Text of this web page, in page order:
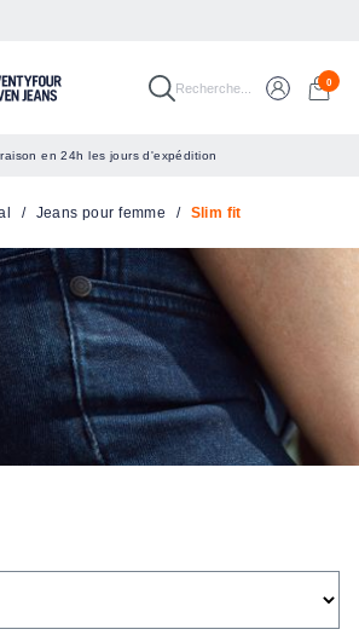
Recherche... 0
en 24h les jours d'expédition
/ Jeans pour femme / Slim fit